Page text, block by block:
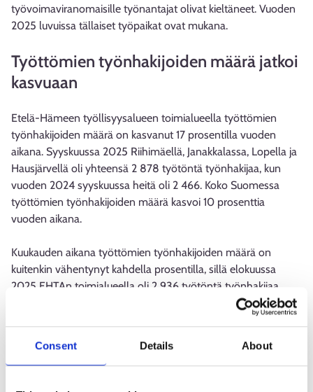
Consent Details About
työvoimaviranomaisille työnantajat olivat kieltäneet. Vuoden
2025 luvuissa tällaiset työpaikat ovat mukana.
Työttömien työnhakijoiden määrä jatkoi
kasvuaan
Etelä-Hämeen työllisyysalueen toimialueella työttömien
työnhakijoiden määrä on kasvanut 17 prosentilla vuoden
aikana. Syyskuussa 2025 Riihimäellä, Janakkalassa, Lopella ja
Hausjärvellä oli yhteensä 2 878 työtöntä työnhakijaa, kun
vuoden 2024 syyskuussa heitä oli 2 466. Koko Suomessa
työttömien työnhakijoiden määrä kasvoi 10 prosenttia
vuoden aikana.
Kuukauden aikana työttömien työnhakijoiden määrä on
kuitenkin vähentynyt kahdella prosentilla, sillä elokuussa
2025 EHTAn toimialueella oli 2 936 työtöntä työnhakijaa.
Etelä-Hämeen työllisyysalueen toimialueella alle 25-vuotiaita
yhteensä 374. Se on 31 prosenttia enemmän kuin syyskuussa
2024. Yli vuoden työttömänä olleita oli tämän vuoden